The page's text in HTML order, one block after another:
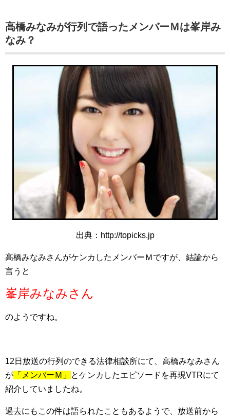
高橋みなみが行列で語ったメンバーＭは峯岸み
なみ？
出典：http://topicks.jp
高橋みなみさんがケンカしたメンバーＭですが、結論から
言うと
峯岸みなみさん
のようですね。
12日放送の行列のできる法律相談所にて、高橋みなみさん
が 「メンバーＭ」
とケンカしたエピソードを再現VTRにて
紹介していましたね。
過去にもこの件は語られたこともあるようで、放送前から